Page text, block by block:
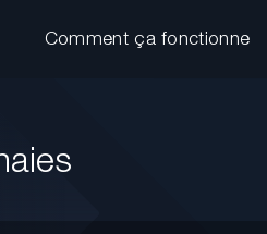
Comment ça fonctionne